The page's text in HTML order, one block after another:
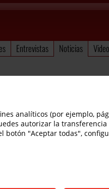
Entrevistas Noticias
1
analíticos (por ejemplo,
autorizar la transferencia
botón "Aceptar todas",